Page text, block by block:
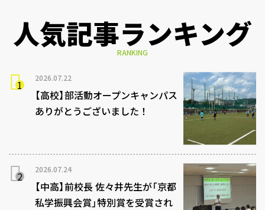
人気記事ランキング
RANKING
2026.07.22
【高校】部活動オープンキャンパス
ありがとうございました！
2026.07.24
【中高】前校長 佐々井先生が「京都
私学振興会賞」特別賞を受賞され